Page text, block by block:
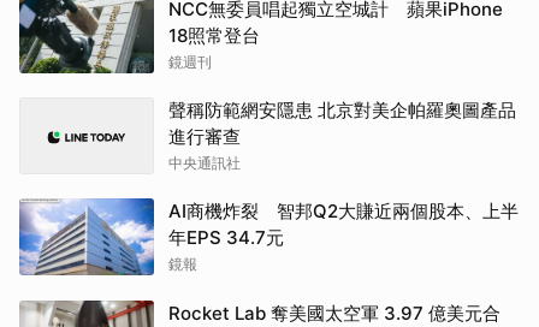
NCC無委員唱起獨立空城計 蘋果iPhone
18照常登台
鏡週刊
聲稱防範網安隱患 北京對美企帕羅奧圖產品
進行審查
中央通訊社
AI商機炸裂 智邦Q2大賺近兩個股本、上半
年EPS 34.7元
鏡報
Rocket Lab 奪美國太空軍 3.97 億美元合